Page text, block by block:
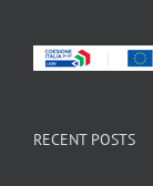
RECENT POSTS